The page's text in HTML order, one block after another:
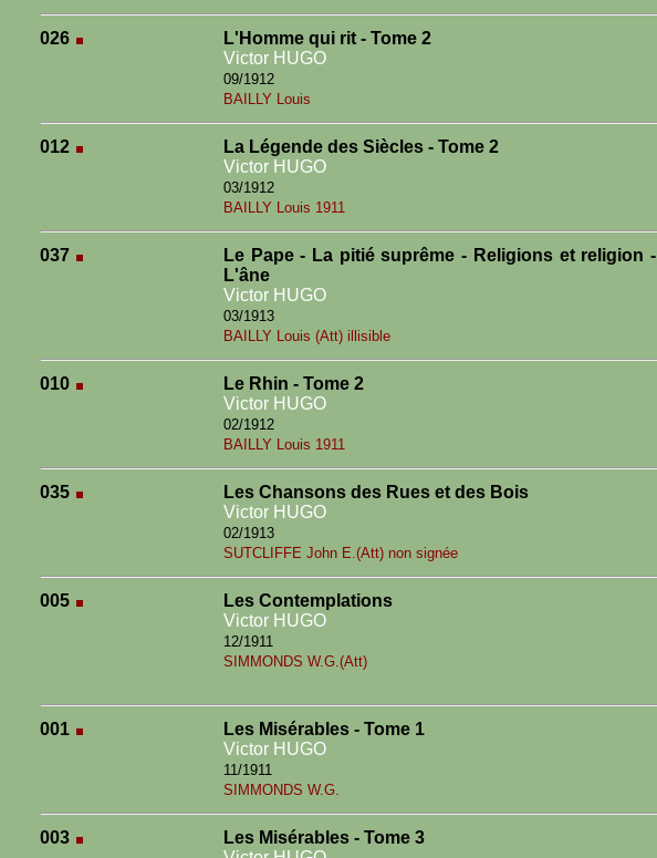
026
L'Homme qui rit - Tome 2
Victor HUGO
09/1912
BAILLY Louis
012
La Légende des Siècles - Tome 2
Victor HUGO
03/1912
BAILLY Louis 1911
037
Le Pape - La pitié suprême - Religions et religion -
L'âne
Victor HUGO
03/1913
BAILLY Louis (Att) illisible
010
Le Rhin - Tome 2
Victor HUGO
02/1912
BAILLY Louis 1911
035
Les Chansons des Rues et des Bois
Victor HUGO
02/1913
SUTCLIFFE John E.(Att) non signée
005
Les Contemplations
Victor HUGO
12/1911
SIMMONDS W.G.(Att)
001
Les Misérables - Tome 1
Victor HUGO
11/1911
SIMMONDS W.G.
003
Les Misérables - Tome 3